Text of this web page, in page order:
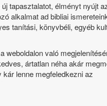
tapasztalatot, élményt nyújt
alkalmat ad bibliai
tanítási, könyvbéli, egyéb
weboldalon való
ártatlan néha akár
lenne megfeledkezni az